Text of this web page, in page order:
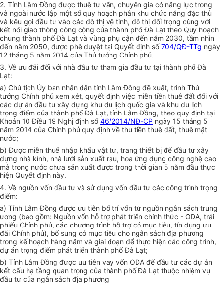
2. Tỉnh Lâm Đồng được thuê tư vấn, chuyên gia có năng lực trong
và ngoài nước lập một số quy hoạch phân khu chức năng đặc thù
và kêu gọi đầu tư vào các đô thị vệ tinh, đô thị đối trọng cùng với
kết nối giao thông công cộng của thành phố Đà Lạt theo Quy hoạch
chung thành phố Đà Lạt và vùng phụ cận đến năm 2030, tầm nhìn
đến năm 2050, được phê duyệt tại Quyết định số704/QĐ-TTg ngày
12 tháng 5 năm 2014 của Thủ tướng Chính phủ.
3. Về ưu đãi đối với nhà đầu tư tham gia đầu tư tại thành phố Đà
Lạt:
a) Chủ tịch Ủy ban nhân dân tỉnh Lâm Đồng đề xuất, trình Thủ
tướng Chính phủ xem xét, quyết định việc miễn tiền thuê đất đối với
các dự án đầu tư xây dựng khu du lịch quốc gia và khu du lịch
trọng điểm của thành phố Đà Lạt, tỉnh Lâm Đồng, theo quy định tại
Khoản 10 Điều 19 Nghị định số46/2014/NĐ-CP ngày 15 tháng 5
năm 2014 của Chính phủ quy định về thu tiền thuê đất, thuê mặt
nước;
b) Được miễn thuế nhập khẩu vật tư, trang thiết bị để đầu tư xây
dựng nhà kính, nhà lưới sản xuất rau, hoa ứng dụng công nghệ cao
mà trong nước chưa sản xuất được trong thời gian 5 năm đầu thực
hiện Quyết định này.
4. Về nguồn vốn đầu tư và sử dụng vốn đầu tư các công trình trọng
điểm:
a) Tỉnh Lâm Đồng được ưu tiên bố trí vốn từ nguồn ngân sách trung
ương (bao gồm: Nguồn vốn hỗ trợ phát triển chính thức - ODA, trái
phiếu Chính phủ, các chương trình hỗ trợ có mục tiêu, tín dụng ưu
đãi Chính phủ), bổ sung có mục tiêu cho ngân sách địa phương
trong kế hoạch hàng năm và giai đoạn để thực hiện các công trình,
dự án trọng điểm phát triển thành phố Đà Lạt;
b) Tỉnh Lâm Đồng được ưu tiên vay vốn ODA để đầu tư các dự án
kết cấu hạ tầng quan trọng của thành phố Đà Lạt thuộc nhiệm vụ
đầu tư của ngân sách địa phương;